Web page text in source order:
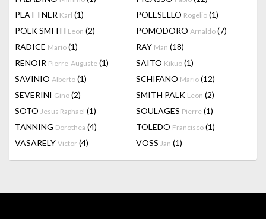
PLATTNER Karl (1) POLESELLO Rogelio (1)
POLK SMITH Leon (2) POMODORO Arnaldo (7)
RADICE Mario (1) RAY Man (18)
RENOIR Pierre-Auguste (1) SAITO Kikuo (1)
SAVINIO Alberto (1) SCHIFANO Mario (12)
SEVERINI Gino (2) SMITH PALK Leon (2)
SOTO Jesus Raphael (1) SOULAGES Pierre (1)
TANNING Dorothea (4) TOLEDO Francisco (1)
VASARELY Victor (4) VOSS Jan (1)